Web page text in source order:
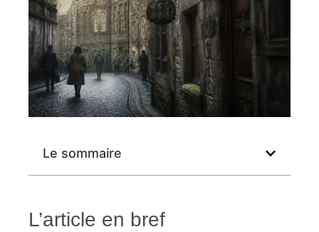
Le sommaire
L’article en bref